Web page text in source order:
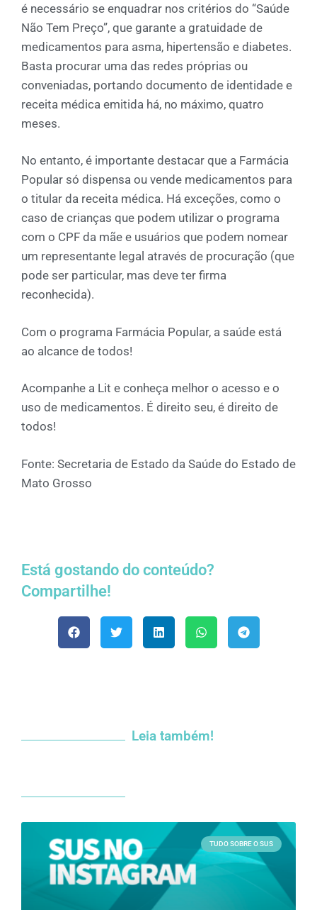
é necessário se enquadrar nos critérios do “Saúde
Não Tem Preço”, que garante a gratuidade de
medicamentos para asma, hipertensão e diabetes.
Basta procurar uma das redes próprias ou
conveniadas, portando documento de identidade e
receita médica emitida há, no máximo, quatro
meses.
No entanto, é importante destacar que a Farmácia
Popular só dispensa ou vende medicamentos para
o titular da receita médica. Há exceções, como o
caso de crianças que podem utilizar o programa
com o CPF da mãe e usuários que podem nomear
um representante legal através de procuração (que
pode ser particular, mas deve ter firma
reconhecida).
Com o programa Farmácia Popular, a saúde está
ao alcance de todos!
Acompanhe a Lit e conheça melhor o acesso e o
uso de medicamentos. É direito seu, é direito de
todos!
Fonte: Secretaria de Estado da Saúde do Estado de
Mato Grosso
Está gostando do conteúdo?
Compartilhe!
Leia também!
TUDO SOBRE O SUS